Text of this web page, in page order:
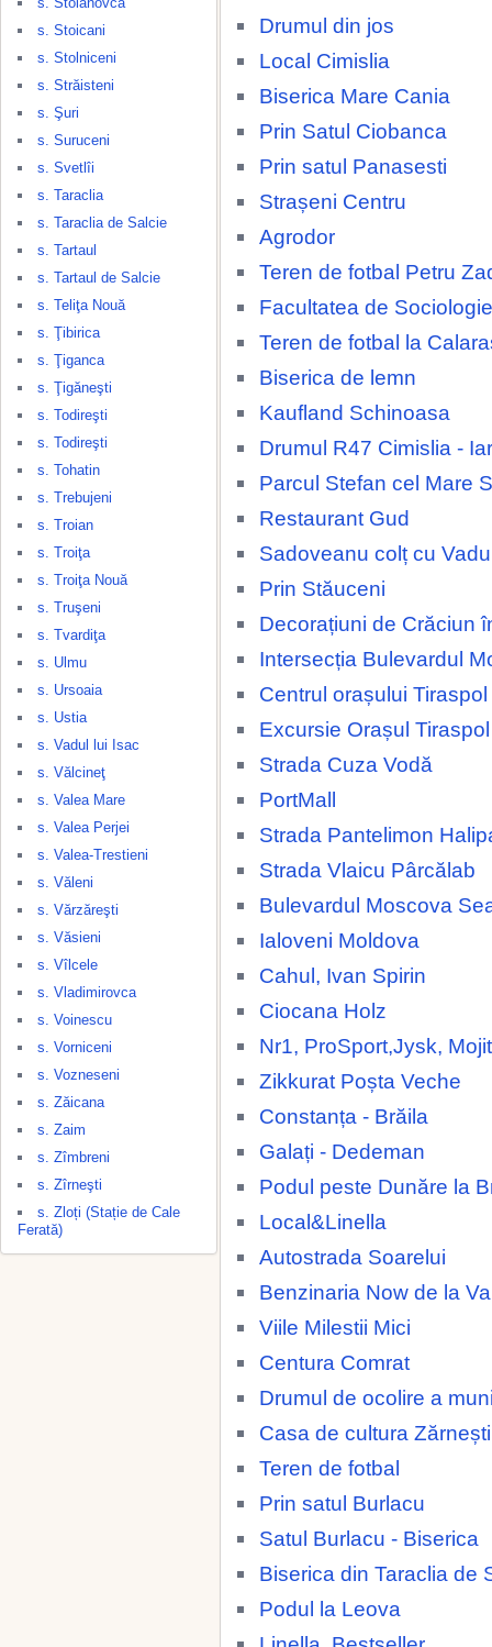
s. Stoicani
s. Stolniceni
s. Străisteni
s. Şuri
s. Suruceni
s. Svetlîi
s. Taraclia
s. Taraclia de Salcie
s. Tartaul
s. Tartaul de Salcie
s. Teliţa Nouă
s. Ţibirica
s. Ţiganca
s. Ţigăneşti
s. Todireşti
s. Todireşti
s. Tohatin
s. Trebujeni
s. Troian
s. Troiţa
s. Troiţa Nouă
s. Truşeni
s. Tvardiţa
s. Ulmu
s. Ursoaia
s. Ustia
s. Vadul lui Isac
s. Vălcineţ
s. Valea Mare
s. Valea Perjei
s. Valea-Trestieni
s. Văleni
s. Vărzăreşti
s. Văsieni
s. Vîlcele
s. Vladimirovca
s. Voinescu
s. Vorniceni
s. Vozneseni
s. Zăicana
s. Zaim
s. Zîmbreni
s. Zîrneşti
s. Zloți (Stație de Cale
Ferată)
Drumul din jos
Local Cimislia
Biserica Mare Cania
Prin Satul Ciobanca
Prin satul Panasesti
Strașeni Centru
Agrodor
Teren de fotbal Petru
Facultatea de
Teren de fotbal la
Biserica de lemn
Kaufland Schinoasa
Drumul R47 Cimislia -
Parcul Stefan cel Mare
Restaurant Gud
Sadoveanu colț cu
Prin Stăuceni
Decorațiuni de Crăciun
Intersecția Bulevardul
Centrul orașului Tiraspol
Excursie Orașul Tiraspol
Strada Cuza Vodă
PortMall
Strada Pantelimon
Strada Vlaicu Pârcălab
Bulevardul Moscova
Ialoveni Moldova
Cahul, Ivan Spirin
Ciocana Holz
Nr1, ProSport,Jysk,
Zikkurat Poșta Veche
Constanța - Brăila
Galați - Dedeman
Podul peste Dunăre la
Local&Linella
Autostrada Soarelui
Benzinaria Now de la
Viile Milestii Mici
Centura Comrat
Drumul de ocolire a
Casa de cultura Zărnești
Teren de fotbal
Prin satul Burlacu
Satul Burlacu - Biserica
Biserica din Taraclia de
Podul la Leova